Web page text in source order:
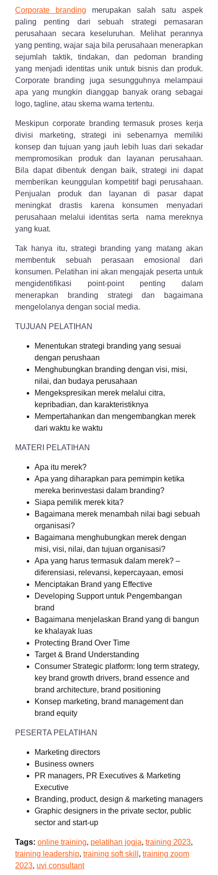
Corporate branding merupakan salah satu aspek
paling penting dari sebuah strategi pemasaran
perusahaan secara keseluruhan. Melihat perannya
yang penting, wajar saja bila perusahaan menerapkan
sejumlah taktik, tindakan, dan pedoman branding
yang menjadi identitas unik untuk bisnis dan produk.
Corporate branding juga sesungguhnya melampaui
apa yang mungkin dianggap banyak orang sebagai
logo, tagline, atau skema warna tertentu.
Meskipun corporate branding termasuk proses kerja
divisi marketing, strategi ini sebenarnya memiliki
konsep dan tujuan yang jauh lebih luas dari sekadar
mempromosikan produk dan layanan perusahaan.
Bila dapat dibentuk dengan baik, strategi ini dapat
memberikan keunggulan kompetitif bagi perusahaan.
Penjualan produk dan layanan di pasar dapat
meningkat drastis karena konsumen menyadari
perusahaan melalui identitas serta nama mereknya
yang kuat.
Tak hanya itu, strategi branding yang matang akan
membentuk sebuah perasaan emosional dari
konsumen. Pelatihan ini akan mengajak peserta untuk
mengidentifikasi point-point penting dalam
menerapkan branding strategi dan bagaimana
mengelolanya dengan social media.
TUJUAN PELATIHAN
Menentukan strategi branding yang sesuai
dengan perushaan
Menghubungkan branding dengan visi, misi,
nilai, dan budaya perusahaan
Mengekspresikan merek melalui citra,
kepribadian, dan karakteristiknya
Mempertahankan dan mengembangkan merek
dari waktu ke waktu
MATERI PELATIHAN
Apa itu merek?
Apa yang diharapkan para pemimpin ketika
mereka berinvestasi dalam branding?
Siapa pemilik merek kita?
Bagaimana merek menambah nilai bagi sebuah
organisasi?
Bagaimana menghubungkan merek dengan
misi, visi, nilai, dan tujuan organisasi?
Apa yang harus termasuk dalam merek? –
diferensiasi, relevansi, kepercayaan, emosi
Menciptakan Brand yang Effective
Developing Support untuk Pengembangan
brand
Bagaimana menjelaskan Brand yang di bangun
ke khalayak luas
Protecting Brand Over Time
Target & Brand Understanding
Consumer Strategic platform: long term strategy,
key brand growth drivers, brand essence and
brand architecture, brand positioning
Konsep marketing, brand management dan
brand equity
PESERTA PELATIHAN
Marketing directors
Business owners
PR managers, PR Executives & Marketing
Executive
Branding, product, design & marketing managers
Graphic designers in the private sector, public
sector and start-up
Tags: online training, pelatihan jogja, training 2023,
training leadership, training soft skill , training zoom
2023, uvi consultant